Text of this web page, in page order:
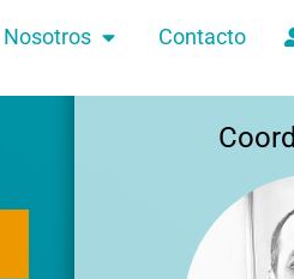
Nosotros Contacto